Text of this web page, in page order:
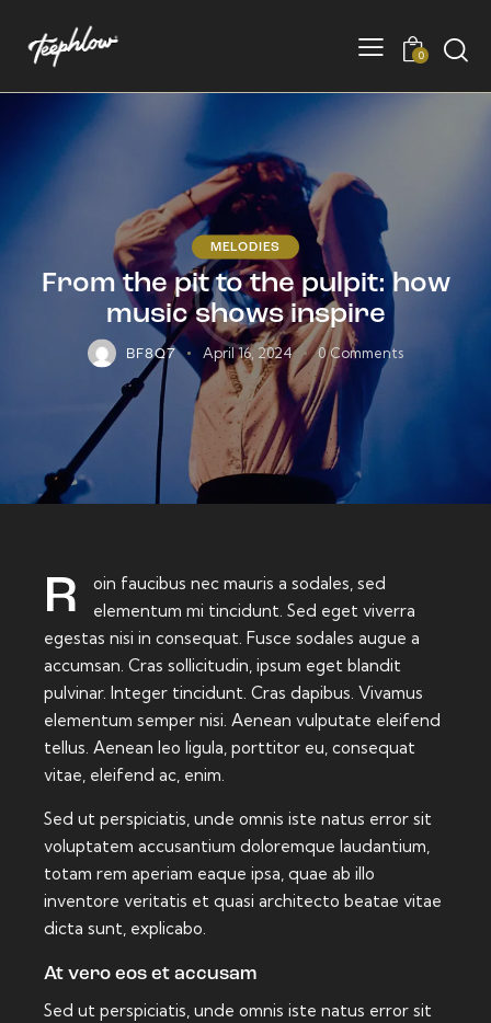
0
MELODIES
From the pit to the pulpit: how
music shows inspire
BF8Q7 April 16, 2024 0 Comments
Roin faucibus nec mauris a sodales, sed
elementum mi tincidunt. Sed eget viverra
egestas nisi in consequat. Fusce sodales augue a
accumsan. Cras sollicitudin, ipsum eget blandit
pulvinar. Integer tincidunt. Cras dapibus. Vivamus
elementum semper nisi. Aenean vulputate eleifend
tellus. Aenean leo ligula, porttitor eu, consequat
vitae, eleifend ac, enim.
Sed ut perspiciatis, unde omnis iste natus error sit
voluptatem accusantium doloremque laudantium,
totam rem aperiam eaque ipsa, quae ab illo
inventore veritatis et quasi architecto beatae vitae
dicta sunt, explicabo.
At vero eos et accusam
Sed ut perspiciatis, unde omnis iste natus error sit